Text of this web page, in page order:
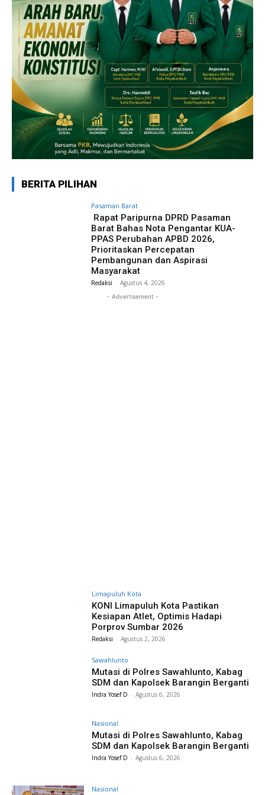
BERITA PILIHAN
Pasaman Barat
Rapat Paripurna DPRD Pasaman
Barat Bahas Nota Pengantar KUA-
PPAS Perubahan APBD 2026,
Prioritaskan Percepatan
Pembangunan dan Aspirasi
Masyarakat
Redaksi - Agustus 4, 2026
- Advertisement -
Limapuluh Kota
KONI Limapuluh Kota Pastikan
Kesiapan Atlet, Optimis Hadapi
Porprov Sumbar 2026
Redaksi - Agustus 2, 2026
Sawahlunto
Mutasi di Polres Sawahlunto, Kabag
SDM dan Kapolsek Barangin Berganti
Indra Yosef D - Agustus 6, 2026
Nasional
Mutasi di Polres Sawahlunto, Kabag
SDM dan Kapolsek Barangin Berganti
Indra Yosef D - Agustus 6, 2026
Nasional